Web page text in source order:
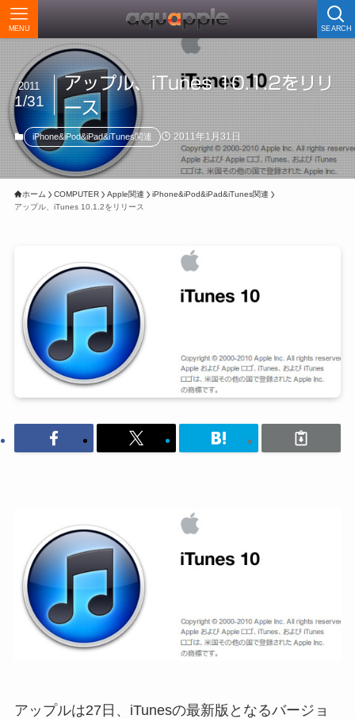
SEARCH
MENU
アップル、iTunes 10.1.2をリリ
ース
2011
1/31
iPhone&iPod&iPad&iTunes関連 2011年1月31日
ホーム COMPUTER Apple関連
iPhone&iPod&iPad&iTunes関連
アップル、iTunes 10.1.2をリリース
アップルは27日、iTunesの最新版となるバージョ